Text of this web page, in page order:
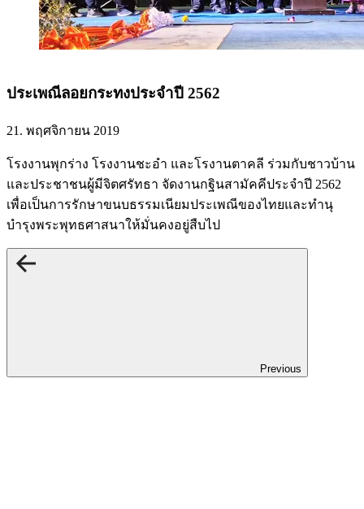
ประเพณีลอยกระทงประจำปี 2562
21. พฤศจิกายน 2019
โรงงานพุกร่าง โรงงานชะอำ และโรงานตาคลี ร่วมกับชาวบ้าน
และประชาชนผู้มีจิตศรัทธา จัดงานกฐินสามัคคีประจำปี 2562
เพื่อเป็นการรักษาขนบธรรมเนียมประเพณีของไทยและทำนุ
บำรุงพระพุทธศาสนาให้มั่นคงอยู่สืบไป
Previous